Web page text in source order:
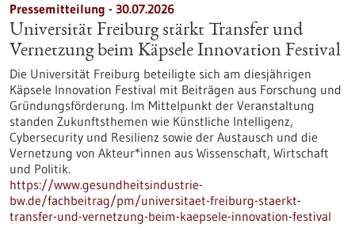
Pressemitteilung - 30.07.2026
Universität Freiburg stärkt Transfer und
Vernetzung beim Käpsele Innovation Festival
Die Universität Freiburg beteiligte sich am diesjährigen
Käpsele Innovation Festival mit Beiträgen aus Forschung und
Gründungsförderung. Im Mittelpunkt der Veranstaltung
standen Zukunftsthemen wie Künstliche Intelligenz,
Cybersecurity und Resilienz sowie der Austausch und die
Vernetzung von Akteur*innen aus Wissenschaft, Wirtschaft
und Politik.
https://www.gesundheitsindustrie-
bw.de/fachbeitrag/pm/universitaet-freiburg-staerkt-
transfer-und-vernetzung-beim-kaepsele-innovation-festival